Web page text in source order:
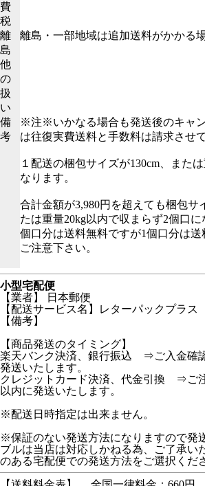
費
税
離
島
他
の
扱
い
離島・一部地域は追加送料がかかる
備
考
※注※いかなる場合も発送後のキャ
は往復実費送料と手数料は請求させ
１配送の梱包サイズが130cm、また
なります。
合計金額が3,980円を超えても梱包サ
たは重量20kg以内で収まらず2個口
個口分は送料無料ですが1個口分は
ご注意下さい。
小型宅配便
【業者】 日本郵便
【配送サービス名】レターパックプラス
【備考】
【商品発送のタイミング】
楽天バンク決済、銀行振込 ⇒ご入金確
発送いたします。
クレジットカード決済、代金引換 ⇒ご
以内に発送いたします。
※配送日時指定は出来ません。
※保証のない発送方法になりますので発
ブルは当店は対応しかねる為、ご了承い
のある宅配便での発送方法をご選択くだ